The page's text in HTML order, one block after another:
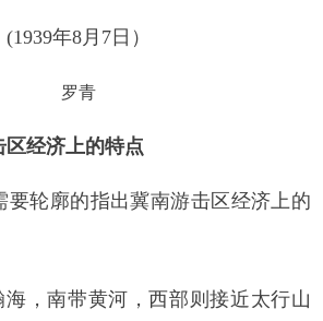
(1939年8月7日）
罗青
区经济上的特点
要轮廓的指出冀南游击区经济上的
海，南带黄河，西部则接近太行山